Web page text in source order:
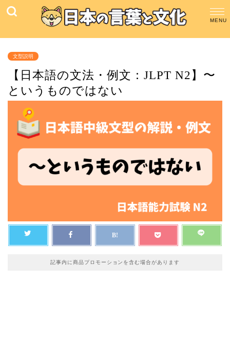
文型説明
【日本語の文法・例文：JLPT N2】〜
というものではない
記事内に商品プロモーションを含む場合があります